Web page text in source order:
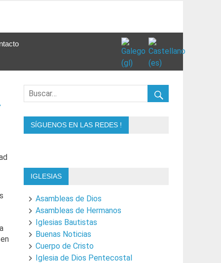
SÍGUENOS EN LAS REDES !
IGLESIAS
Asambleas de Dios
Asambleas de Hermanos
Iglesias Bautistas
Buenas Noticias
Cuerpo de Cristo
Iglesia de Dios Pentecostal